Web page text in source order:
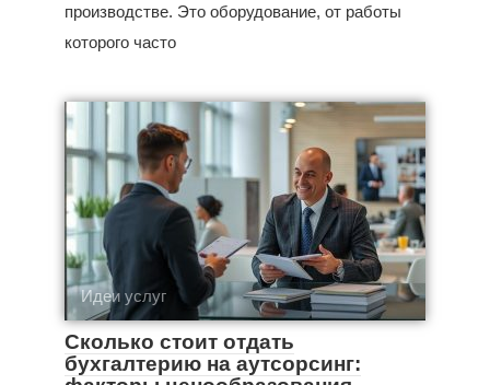
производстве. Это оборудование, от работы
которого часто
Идеи услуг
Сколько стоит отдать
бухгалтерию на аутсорсинг: